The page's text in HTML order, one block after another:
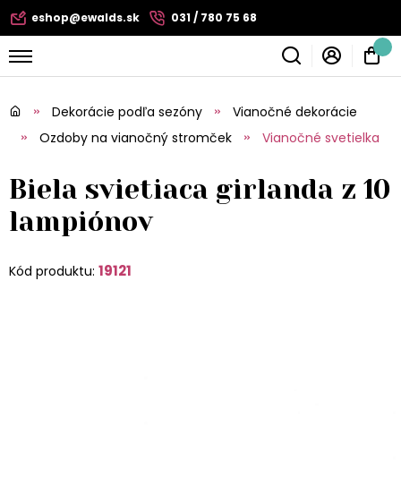
eshop@ewalds.sk 031 / 780 75 68
Dekorácie podľa sezóny
Vianočné dekorácie
Ozdoby na vianočný stromček
Vianočné svetielka
Biela svietiaca girlanda z 10
lampiónov
Kód produktu: 19121